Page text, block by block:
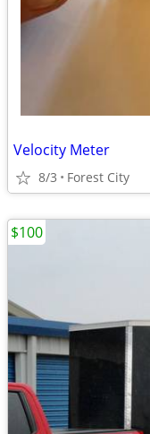
Velocity Meter
8/3 Forest City
$100